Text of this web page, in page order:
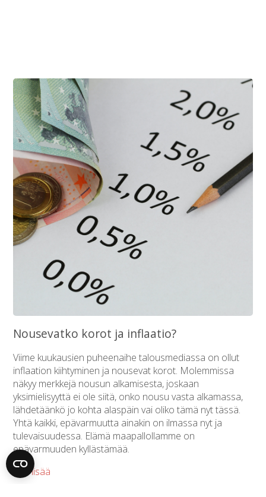
Nousevatko korot ja inflaatio?
Viime kuukausien puheenaihe talousmediassa on ollut
inflaation kiihtyminen ja nousevat korot. Molemmissa
näkyy merkkejä nousun alkamisesta, joskaan
yksimielisyyttä ei ole siitä, onko nousu vasta alkamassa,
lähdetäänkö jo kohta alaspäin vai oliko tämä nyt tässä.
Yhtä kaikki, epävarmuutta ainakin on ilmassa nyt ja
tulevaisuudessa. Elämä maapallollamme on
epävarmuuden kyllästämää.
Lue lisää